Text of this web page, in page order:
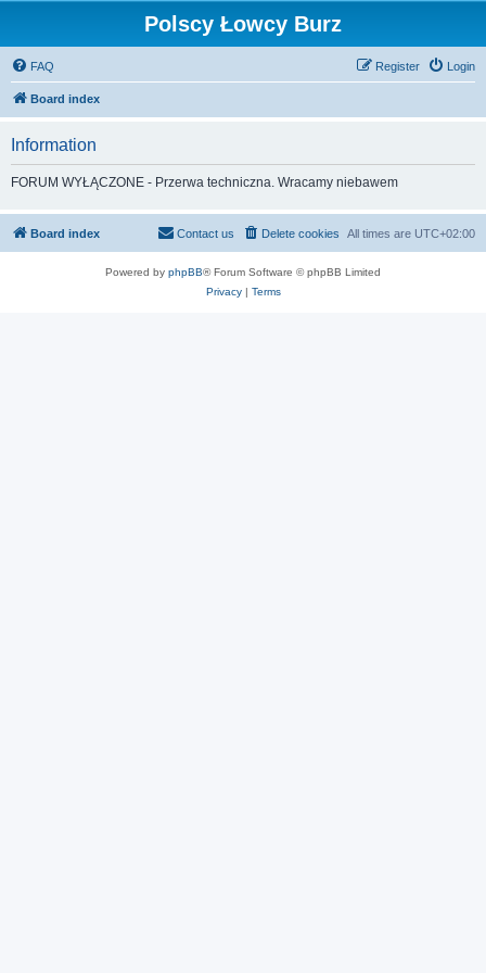
Polscy Łowcy Burz
FAQ Login
Register
Board index
Information
FORUM WYŁĄCZONE - Przerwa techniczna. Wracamy niebawem
Board index All times are UTC+02:00
Delete cookies
Contact us
Powered by phpBB® Forum Software © phpBB Limited
Privacy| Terms